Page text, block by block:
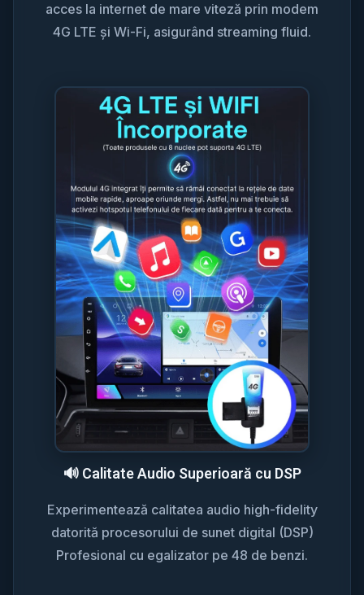
acces la internet de mare viteză prin modem
4G LTE și Wi-Fi, asigurând streaming fluid.
🔊 Calitate Audio Superioară cu DSP
Experimentează calitatea audio high-fidelity
datorită procesorului de sunet digital (DSP)
Profesional cu egalizator pe 48 de benzi.